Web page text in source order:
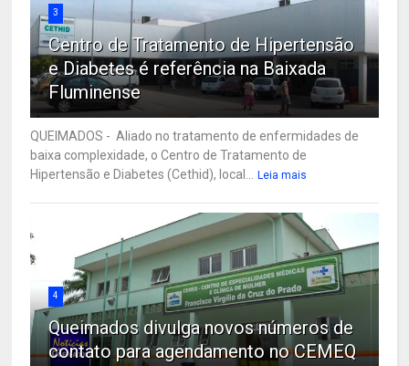
3
Centro de Tratamento de Hipertensão
e Diabetes é referência na Baixada
Fluminense
QUEIMADOS - Aliado no tratamento de enfermidades de
baixa complexidade, o Centro de Tratamento de
Hipertensão e Diabetes (Cethid), local...
Leia mais
4
Queimados divulga novos números de
contato para agendamento no CEMEQ